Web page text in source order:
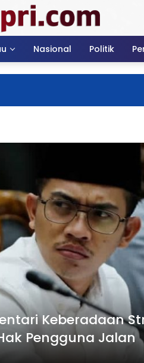
Nasional Politik
Keberadaan
Pengguna Jalan